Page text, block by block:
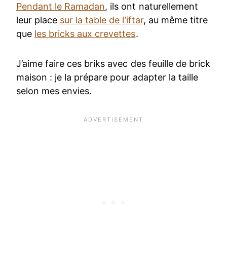
Pendant le Ramadan, ils ont naturellement
leur place sur la table de l’iftar, au même titre
que les bricks aux crevettes.
J’aime faire ces briks avec des feuille de brick
maison : je la prépare pour adapter la taille
selon mes envies.